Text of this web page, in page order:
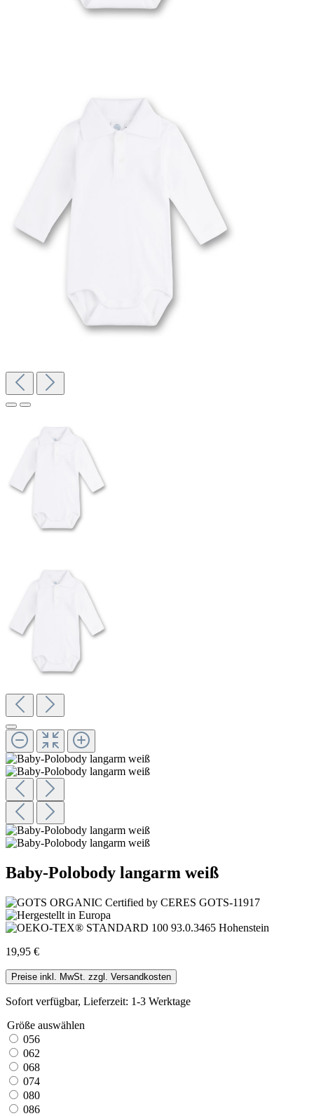
Baby-Polobody langarm weiß
19,95 €
Preise inkl. MwSt. zzgl. Versandkosten
Sofort verfügbar, Lieferzeit: 1-3 Werktage
Größe auswählen
056
062
068
074
080
086